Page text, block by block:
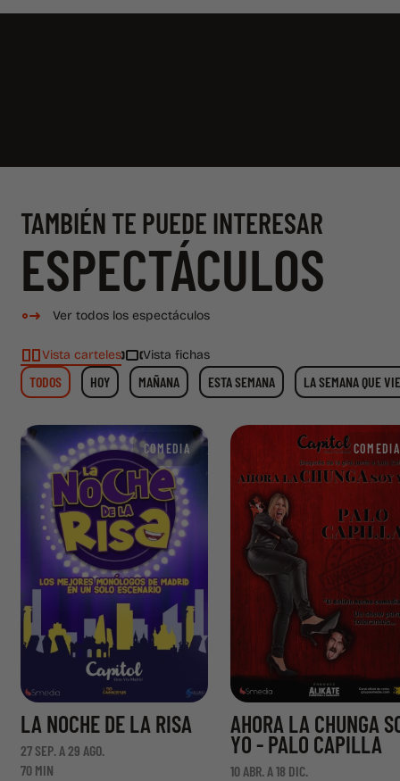
TAMBIÉN TE PUEDE INTERESAR
ESPECTÁCULOS
Ver todos los espectáculos
TODOS HOY MAÑANA ESTA SEMANA LA SEMANA QUE
Vista carteles Vista fichas
COMEDIA
LA NOCHE DE LA RISA
27 SEP. A 29 AGO.
70 MIN
COMEDIA
AHORA LA CHUNGA
YO - PALO CAPILLA
10 ABR. A 18 DIC.